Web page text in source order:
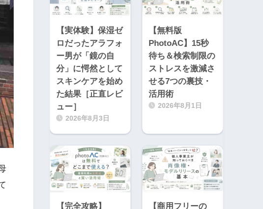
【実体験】保湿ゼ
ロだったアラフォ
ー男が「鏡の自
分」に愕然として
スキンケアを始め
た結果［正直レビ
ュー］
2026年8月3日
【無料版
PhotoAC】15秒
待ち＆検索制限の
ストレスを激減さ
せる7つの裏技・
活用術
2026年8月1日
【完全攻略】 【商用フリーの